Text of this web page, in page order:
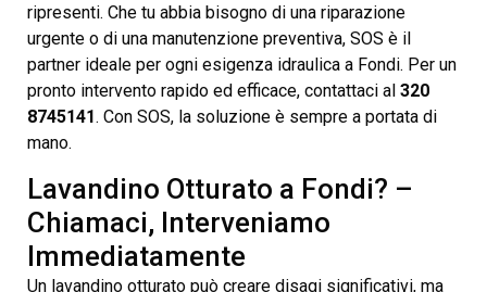
ripresenti. Che tu abbia bisogno di una riparazione
urgente o di una manutenzione preventiva, SOS è il
partner ideale per ogni esigenza idraulica a Fondi. Per un
pronto intervento rapido ed efficace, contattaci al 320
8745141. Con SOS, la soluzione è sempre a portata di
mano.
Lavandino Otturato a Fondi? –
Chiamaci, Interveniamo
Immediatamente
Un lavandino otturato può creare disagi significativi, ma